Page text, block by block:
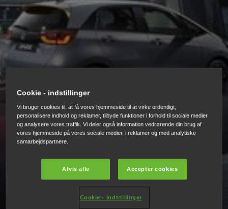
JAZZ DET OP
Få mere ud af din nye Honda Jazz ved at tilføje dine
både eksteriør og interiør. Vælg individuelle
udstyrselementer, eller tilføj nogle sporty-udseende
alufælge, hvis du vil forkæle dig selv.
Cookie - indstillinger
Vi bruger cookies til, at få vores hjemmeside til at virke ordentligt,
personalisere indhold og reklamer, tilbyde funktioner i forhold til sociale medier
og analysere vores traffik. Vi deler også information vedrørende din brug af
vores hjemmeside på vores sociale medier, i reklamer og med analytiske
samarbejdspartnere.
Afvis alle Accepter cookies
Cookie - indstillinger